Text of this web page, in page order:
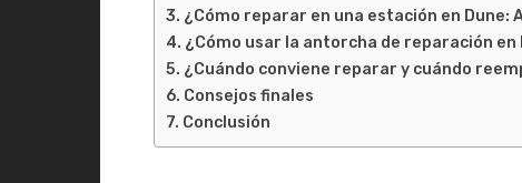
¿Cómo reparar en una estación en Dune:
¿Cómo usar la antorcha de reparación en
¿Cuándo conviene reparar y cuándo
Consejos finales
Conclusión